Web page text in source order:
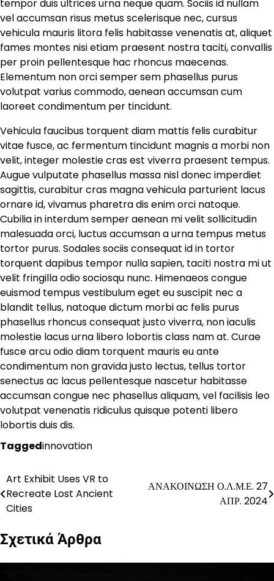
tempor duis ultrices urna neque quam. Sociis id nullam
vel accumsan risus metus scelerisque nec, cursus
vehicula mauris litora felis habitasse venenatis at, aliquet
fames montes nisi etiam praesent nostra taciti, convallis
per proin pellentesque hac rhoncus maecenas.
Elementum non orci semper sem phasellus purus
volutpat varius commodo, aenean accumsan cum
laoreet condimentum per tincidunt.
Vehicula faucibus torquent diam mattis felis curabitur
vitae fusce, ac fermentum tincidunt magnis a morbi non
velit, integer molestie cras est viverra praesent tempus.
Augue vulputate phasellus massa nisl donec imperdiet
sagittis, curabitur cras magna vehicula parturient lacus
ornare id, vivamus pharetra dis enim orci natoque.
Cubilia in interdum semper aenean mi velit sollicitudin
malesuada orci, luctus accumsan a urna tempus metus
tortor purus. Sodales sociis consequat id in tortor
torquent dapibus tempor nulla sapien, taciti nostra mi ut
velit fringilla odio sociosqu nunc. Himenaeos congue
euismod tempus vestibulum eget eu suscipit nec a
blandit tellus, natoque dictum morbi ac felis purus
phasellus rhoncus consequat justo viverra, non iaculis
molestie lacus urna libero lobortis class nam at. Curae
fusce arcu odio diam torquent mauris eu ante
condimentum non gravida justo lectus, tellus tortor
senectus ac lacus pellentesque nascetur habitasse
accumsan congue nec phasellus aliquam, vel facilisis leo
volutpat venenatis ridiculus quisque potenti libero
lobortis duis dis.
Taggedinnovation
Πλοήγηση
άρθρων
Art Exhibit Uses VR to
Recreate Lost Ancient
Cities
ΑΝΑΚΟΙΝΩΣΗ Ο.Λ.Μ.Ε. 27
ΑΠΡ. 2024
Σχετικά Άρθρα